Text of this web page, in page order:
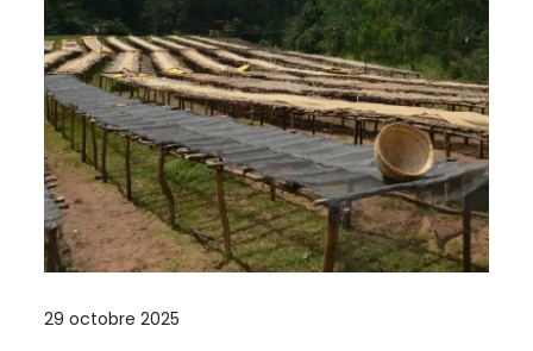
29 octobre 2025